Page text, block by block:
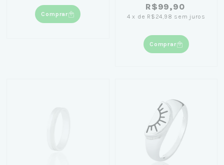
Comprar
R$99,90
4 x de R$24,98 sem juros
Comprar